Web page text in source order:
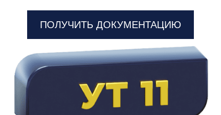
ПОЛУЧИТЬ ДОКУМЕНТАЦИЮ